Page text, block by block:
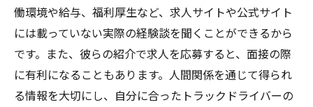
働環境や給与、福利厚生など、求人サイトや公式サイト
には載っていない実際の経験談を聞くことができるから
です。また、彼らの紹介で求人を応募すると、面接の際
に有利になることもあります。人間関係を通じて得られ
る情報を大切にし、自分に合ったトラックドライバーの